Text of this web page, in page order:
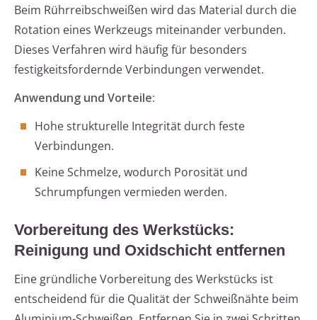
Beim Rührreibschweißen wird das Material durch die
Rotation eines Werkzeugs miteinander verbunden.
Dieses Verfahren wird häufig für besonders
festigkeitsfordernde Verbindungen verwendet.
Anwendung und Vorteile:
Hohe strukturelle Integrität durch feste
Verbindungen.
Keine Schmelze, wodurch Porosität und
Schrumpfungen vermieden werden.
Vorbereitung des Werkstücks:
Reinigung und Oxidschicht entfernen
Eine gründliche Vorbereitung des Werkstücks ist
entscheidend für die Qualität der Schweißnähte beim